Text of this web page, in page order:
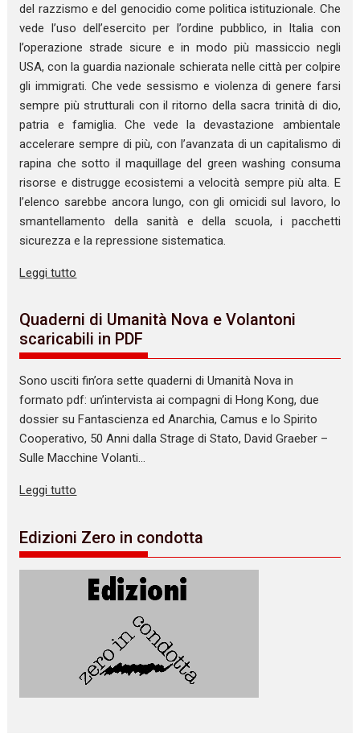
del razzismo e del genocidio come politica istituzionale. Che
vede l’uso dell’esercito per l’ordine pubblico, in Italia con
l’operazione strade sicure e in modo più massiccio negli
USA, con la guardia nazionale schierata nelle città per colpire
gli immigrati. Che vede sessismo e violenza di genere farsi
sempre più strutturali con il ritorno della sacra trinità di dio,
patria e famiglia. Che vede la devastazione ambientale
accelerare sempre di più, con l’avanzata di un capitalismo di
rapina che sotto il maquillage del green washing consuma
risorse e distrugge ecosistemi a velocità sempre più alta. E
l’elenco sarebbe ancora lungo, con gli omicidi sul lavoro, lo
smantellamento della sanità e della scuola, i pacchetti
sicurezza e la repressione sistematica.
Leggi tutto
Quaderni di Umanità Nova e Volantoni
scaricabili in PDF
Sono usciti fin’ora sette quaderni di Umanità Nova in
formato pdf: un’intervista ai compagni di Hong Kong, due
dossier su Fantascienza ed Anarchia, Camus e lo Spirito
Cooperativo, 50 Anni dalla Strage di Stato, David Graeber –
Sulle Macchine Volanti…
Leggi tutto
Edizioni Zero in condotta